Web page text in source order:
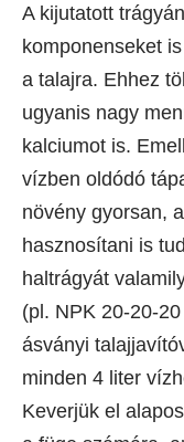
A kijutatott
komponenseket
a talajra. Ehhez
ugyanis nagy
kalciumot is.
vízben oldódó
növény gyorsan,
hasznosítani is
haltrágyát
(pl. NPK 20-20-
ásványi
minden 4 liter
Keverjük el